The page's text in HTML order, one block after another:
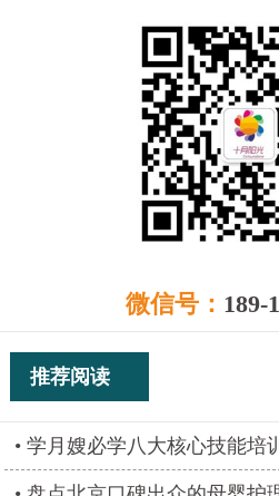
微信号： 189-
推荐阅读
学月嫂必学八大核心技能培